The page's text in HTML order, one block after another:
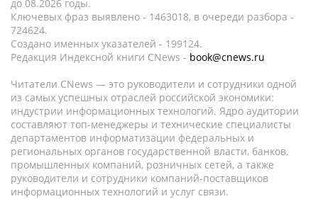
до 08.2026 годы.
Ключевых фраз выявлено - 1463018, в очереди разбора -
724624.
Создано именных указателей - 199124.
Редакция Индексной книги CNews - book@cnews.ru
Читатели CNews — это руководители и сотрудники одной
из самых успешных отраслей российской экономики:
индустрии информационных технологий. Ядро аудитории
составляют топ-менеджеры и технические специалисты
департаментов информатизации федеральных и
региональных органов государственной власти, банков,
промышленных компаний, розничных сетей, а также
руководители и сотрудники компаний-поставщиков
информационных технологий и услуг связи.